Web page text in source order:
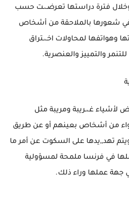
فترة دراستها تعرضـ،ـت حسب
شعورها بالملاحقة من أشخاص
وهواتفها لمحاولات اخـ،ـتراق
والتمييز والعنصرية.
لأشياء غـ،ـريبة ومريبة مثل
من أشخاص بعينهم أو عن طريق
تهد,,يدها على السكوت عن أمر ما
في فرنسا ملمحة لمسؤولية
عملها وراء ذلك.